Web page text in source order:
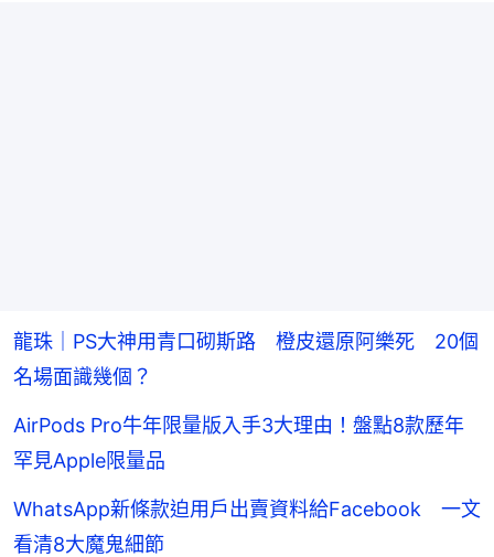
龍珠｜PS大神用青口砌斯路 橙皮還原阿樂死 20個
名場面識幾個？
AirPods Pro牛年限量版入手3大理由！盤點8款歷年
罕見Apple限量品
WhatsApp新條款迫用戶出賣資料給Facebook 一文
看清8大魔鬼細節